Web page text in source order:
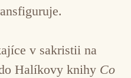
v sakristii na
Halíkovy knihy Co